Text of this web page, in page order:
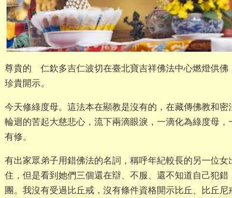
尊貴的 仁欽多吉仁波切在臺北寶吉祥佛法中心燃燈供佛
珍貴開示。
今天修綠度母。這法本在顯教是沒有的，在藏傳佛教和
輪迴的苦起大慈悲心，流下兩滴眼淚，一滴化為綠度母
有修。
有出家眾弟子用錯佛法的名詞，稱呼年紀較長的另一位
住，但是看到她們三個還在辯、不服、還不知道自己犯
團。我沒有受過比丘戒，沒有條件資格開示比丘、比丘